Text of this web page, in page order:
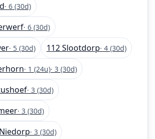
· 6 (30d)
· 6 (30d)
· 5 (30d) 112 Slootdorp· 4 (30d)
· 1 (24u)· 3 (30d)
· 3 (30d)
· 3 (30d)
· 3 (30d)